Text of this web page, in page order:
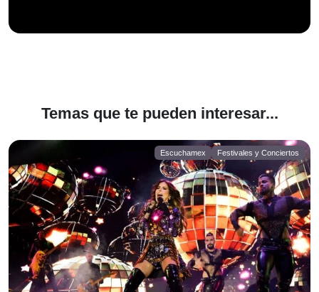
Temas que te pueden interesar...
Escuchamex Festivales y Conciertos